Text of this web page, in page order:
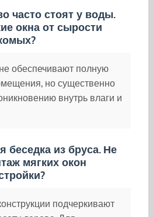
часто стоят у воды.
окна от сырости
обеспечивают полную
но существенно
внутрь влаги и
беседка из бруса. Не
мягких окон
подчеркивают